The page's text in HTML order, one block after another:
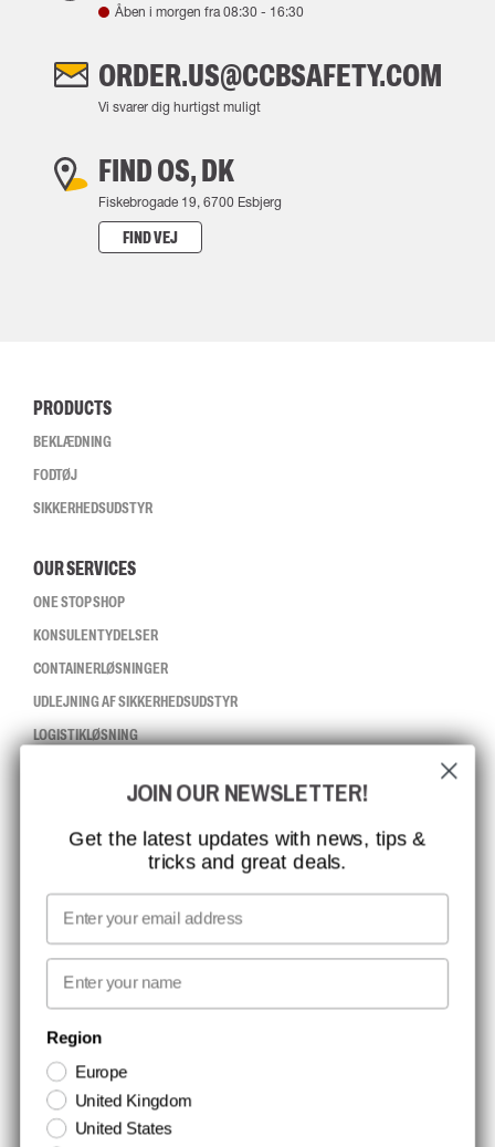
Åben i morgen fra08:30- 16:30
ORDER.US@CCBSAFETY.COM
Vi svarer dig hurtigst muligt
FIND OS, DK
Fiskebrogade 19, 6700 Esbjerg
FIND VEJ
PRODUCTS
BEKLÆDNING
FODTØJ
SIKKERHEDSUDSTYR
OUR SERVICES
ONE STOP SHOP
KONSULENTYDELSER
CONTAINERLØSNINGER
UDLEJNING AF SIKKERHEDSUDSTYR
LOGISTIKLØSNING
ISO-CERTIFICERING
GLOBAL RÆKKEVIDDE
MISSION, VISION OG VÆRDIER
KONTAKT
NYHEDSBREV TILMELDING
Hold dig opdateret med gode tilbud og produktnyheder. Din e-mail
opbevares sikkert og du kan til enhver tid
JOIN OUR NEWSLETTER!
Get the latest updates with news, tips &
tricks and great deals.
Email
First name
Region
Europe
United Kingdom
United States